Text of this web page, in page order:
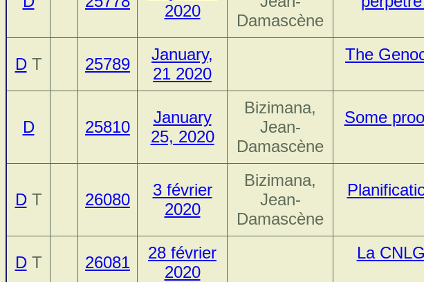
2020
Damascène
DT 25789
January,
21 2020
The
D 25810
January
25, 2020
Bizimana,
Jean-
Damascène
Some
DT 26080
3 février
2020
Bizimana,
Jean-
Damascène
DT 26081
28 février
2020
La